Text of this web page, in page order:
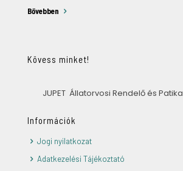
Bővebben
Kövess minket!
JUPET Állatorvosi Rendelő és Patika
Információk
Jogi nyilatkozat
Adatkezelési Tájékoztató